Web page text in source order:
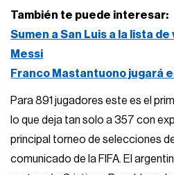
También te puede interesar:
Sumen a San Luis a la lista de
Messi
Franco Mastantuono jugará
Para 891 jugadores este es el
lo que deja tan solo a 357 con
principal torneo de selecciones
comunicado de la FIFA. El